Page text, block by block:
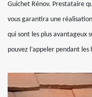
Guichet Rénov. Prestataire
vous garantira une
qui sont les plus avantageux
pouvez l’appeler pendant